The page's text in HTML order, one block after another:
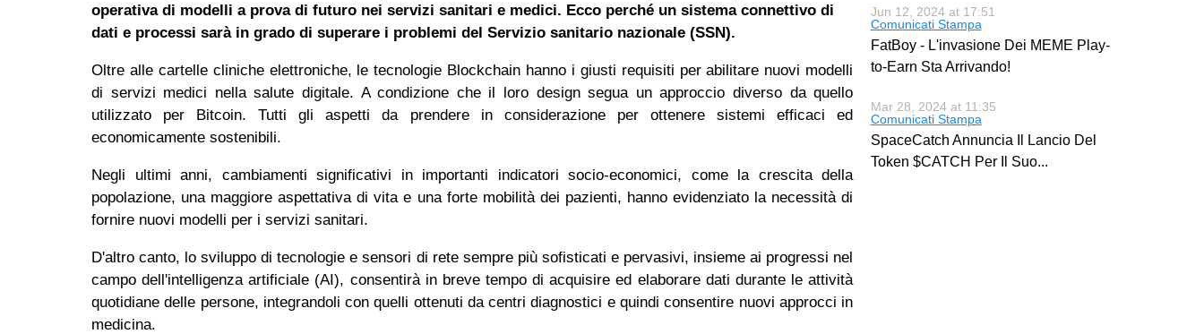
operativa di modelli a prova di futuro nei servizi sanitari e medici. Ecco perché un sistema connettivo di
dati e processi sarà in grado di superare i problemi del Servizio sanitario nazionale (SSN).
Oltre alle cartelle cliniche elettroniche, le tecnologie Blockchain hanno i giusti requisiti per abilitare nuovi modelli
di servizi medici nella salute digitale. A condizione che il loro design segua un approccio diverso da quello
utilizzato per Bitcoin. Tutti gli aspetti da prendere in considerazione per ottenere sistemi efficaci ed
economicamente sostenibili.
Negli ultimi anni, cambiamenti significativi in ​​importanti indicatori socio-economici, come la crescita della
popolazione, una maggiore aspettativa di vita e una forte mobilità dei pazienti, hanno evidenziato la necessità di
fornire nuovi modelli per i servizi sanitari.
D'altro canto, lo sviluppo di tecnologie e sensori di rete sempre più sofisticati e pervasivi, insieme ai progressi nel
campo dell'intelligenza artificiale (AI), consentirà in breve tempo di acquisire ed elaborare dati durante le attività
quotidiane delle persone, integrandoli con quelli ottenuti da centri diagnostici e quindi consentire nuovi approcci in
medicina.
Jun 12, 2024 at 17:51
Comunicati Stampa
FatBoy - L'invasione Dei MEME Play-
to-Earn Sta Arrivando!
Mar 28, 2024 at 11:35
Comunicati Stampa
SpaceCatch Annuncia Il Lancio Del
Token $CATCH Per Il Suo...